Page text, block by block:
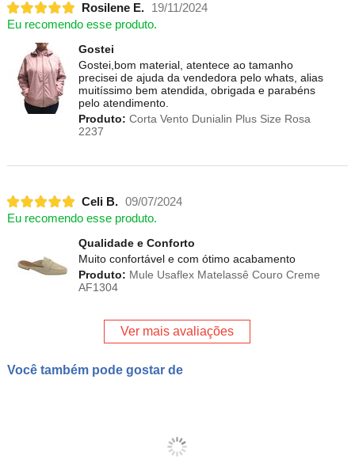
Rosilene E.
19/11/2024
Eu recomendo esse produto.
Gostei
Gostei,bom material, atentece ao tamanho
precisei de ajuda da vendedora pelo whats, alias
muitíssimo bem atendida, obrigada e parabéns
pelo atendimento.
Produto: Corta Vento Dunialin Plus Size Rosa
2237
Celi B. 09/07/2024
Eu recomendo esse produto.
Qualidade e Conforto
Muito confortável e com ótimo acabamento
Produto: Mule Usaflex Matelassê Couro Creme
AF1304
Ver mais avaliações
Você também pode gostar de